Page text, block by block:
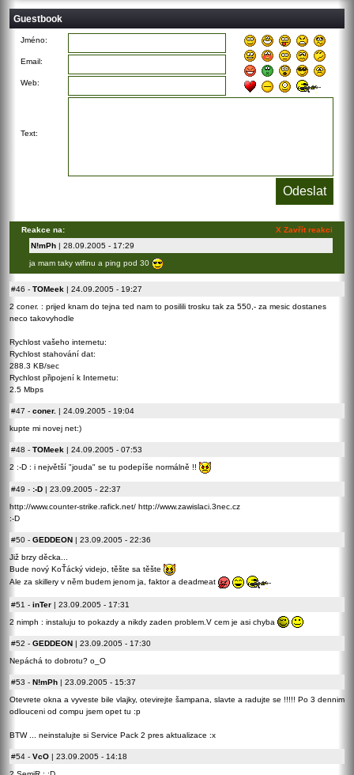
Guestbook
Jméno:
Email:
Web:
Text:
X Zavřít reakci
Reakce na:
N!mPh | 28.09.2005 - 17:29
ja mam taky wifinu a ping pod 30
#46 - TOMeek | 24.09.2005 - 19:27
2 coner. : prijed knam do tejna ted nam to posilili trosku tak za 550,- za mesic dostanes
neco takovyhodle
Rychlost vašeho internetu:
Rychlost stahování dat:
288.3 KB/sec
Rychlost připojení k Internetu:
2.5 Mbps
#47 - coner. | 24.09.2005 - 19:04
kupte mi novej net:)
#48 - TOMeek | 24.09.2005 - 07:53
2 :-D : i největší "jouda" se tu podepíše normálně !!
#49 - :-D | 23.09.2005 - 22:37
http://www.counter-strike.rafick.net/ http://www.zawislaci.3nec.cz
:-D
#50 - GEDDEON | 23.09.2005 - 22:36
Již brzy děcka...
Bude nový KoŤácký videjo, těšte sa těšte
Ale za skillery v něm budem jenom ja, faktor a deadmeat
#51 - inTer | 23.09.2005 - 17:31
2 nimph : instaluju to pokazdy a nikdy zaden problem.V cem je asi chyba
#52 - GEDDEON | 23.09.2005 - 17:30
Nepáchá to dobrotu? o_O
#53 - N!mPh | 23.09.2005 - 15:37
Otevrete okna a vyveste bile vlajky, otevirejte šampana, slavte a radujte se !!!!! Po 3 dennim
odlouceni od compu jsem opet tu :p
BTW ... neinstalujte si Service Pack 2 pres aktualizace :x
#54 - VcO | 23.09.2005 - 14:18